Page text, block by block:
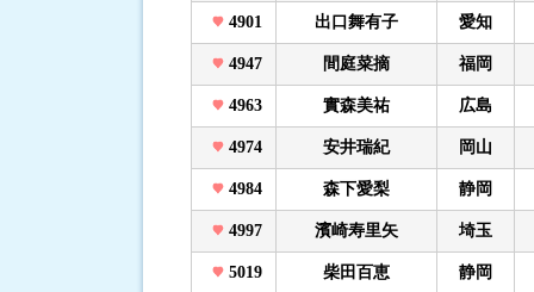
4901 出口舞有子 愛知
4947 間庭菜摘 福岡
4963 實森美祐 広島
4974 安井瑞紀 岡山
4984 森下愛梨 静岡
4997 濱崎寿里矢 埼玉
5019 柴田百恵 静岡